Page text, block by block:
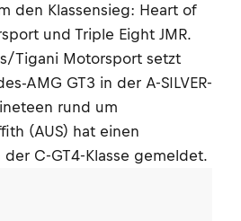
den Klassensieg: Heart of
und Triple Eight JMR.
Tigani Motorsport setzt
AMG GT3 in der A-SILVER-
rund um
(AUS) hat einen
C-GT4-Klasse gemeldet.